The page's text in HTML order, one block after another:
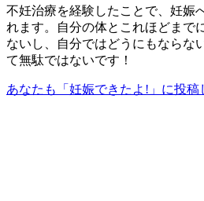
不妊治療を経験したことで、妊娠
れます。自分の体とこれほどまで
ないし、自分ではどうにもならな
て無駄ではないです！
あなたも「妊娠できたよ!」に投稿